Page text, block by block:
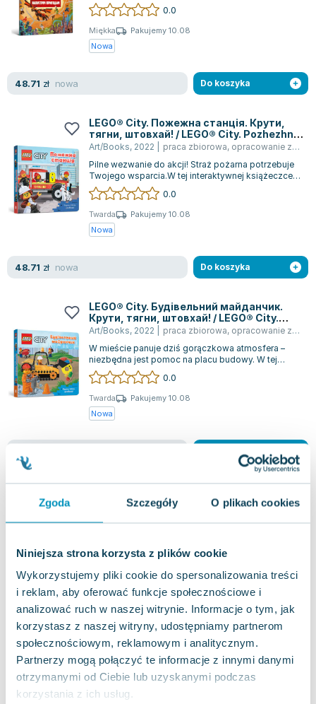
Zgoda Szczegóły O plikach cookies
Niniejsza strona korzysta z plików cookie
Wykorzystujemy pliki cookie do spersonalizowania treści
i reklam, aby oferować funkcje społecznościowe i
analizować ruch w naszej witrynie. Informacje o tym, jak
korzystasz z naszej witryny, udostępniamy partnerom
społecznościowym, reklamowym i analitycznym.
Partnerzy mogą połączyć te informacje z innymi danymi
otrzymanymi od Ciebie lub uzyskanymi podczas
korzystania z ich usług.
Joseph Murphy
Jan Sztaudynger
Aleksander Puszkin
Małgorzata Ohme
Leszek Czarnecki
Joanna Racewicz
Maria Seweryn
Janina Zającówna
Eric Helms
Anna Prus (oprac.)
Nela Mała Reporterka
Barbara Wrzesińska
Virginia Woolf
Lorraine Warren
Ajahn Brahm
Lucinda Riley
Jacek Walkiewicz
świata Ninjago przed jego licz...
0.0
Miękka
Pakujemy 10.08
Nowa
48.71 zł nowa Do koszyka
LEGO® City. Пожежна станція. Крути,
тягни, штовхай! / LEGO® City. Pozhezhna
stantsiya. Kruty, tyahny, shtovkhay! /
pociągnij, pchnij!
Art/Books, 2022 praca zbiorowa, opracowanie zbiorowe
Pilne wezwanie do akcji! Straż pożarna potrzebuje
Twojego wsparcia.W tej interaktywnej książeczce
dzieci mogą uczestniczyć w misji...
0.0
Twarda
Pakujemy 10.08
Nowa
48.71 zł nowa Do koszyka
LEGO® City. Будівельний майданчик.
Крути, тягни, штовхай! / LEGO® City.
Budivelʹnyy maydanchyk. Kruty, tyahny,
Przekręć, pociągnij, pchnij!
Art/Books, 2022 praca zbiorowa, opracowanie zbiorowe
W mieście panuje dziś gorączkowa atmosfera –
niezbędna jest pomoc na placu budowy. W tej
interaktywnej książce masz okazję połączy...
0.0
Twarda
Pakujemy 10.08
Nowa